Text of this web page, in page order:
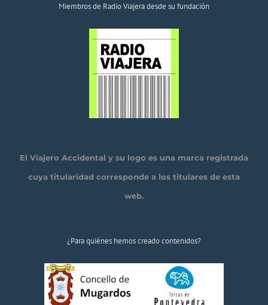
Miembros de Radio Viajera desde su fundación
El Viajero Accidental y su logo es una marca registrada
cuya titularidad corresponde a los titulares de esta
web.
¿Para quiénes hemos creado contenidos?